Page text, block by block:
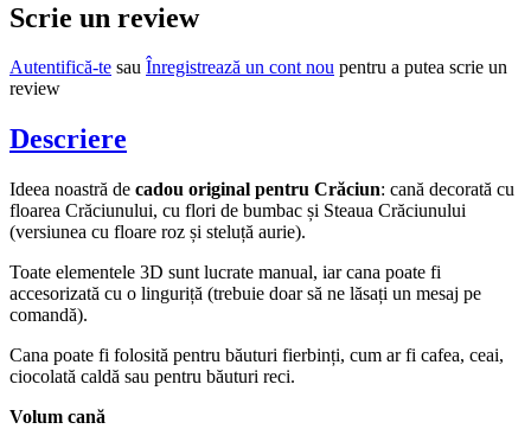
Scrie un review
Autentifică-te sau Înregistrează un cont nou pentru a putea scrie un
review
Descriere
Ideea noastră de cadou original pentru Crăciun: cană decorată cu
floarea Crăciunului, cu flori de bumbac și Steaua Crăciunului
(versiunea cu floare roz și steluță aurie).
Toate elementele 3D sunt lucrate manual, iar cana poate fi
accesorizată cu o linguriță (trebuie doar să ne lăsați un mesaj pe
comandă).
Cana poate fi folosită pentru băuturi fierbinți, cum ar fi cafea, ceai,
ciocolată caldă sau pentru băuturi reci.
Volum cană